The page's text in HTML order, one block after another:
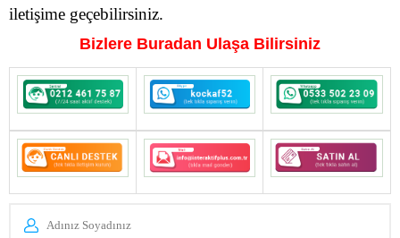
iletişime geçebilirsiniz.
Bizlere Buradan Ulaşa Bilirsiniz